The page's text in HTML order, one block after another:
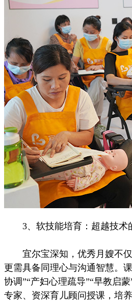
3、软技能培育：超越技术
宜尔宝深知，优秀月嫂不仅
更需具备同理心与沟通智慧。
协调”“产妇心理疏导”“早教启
专家、资深育儿顾问授课，培